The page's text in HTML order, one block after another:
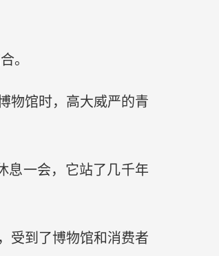
。
物馆时，高大威严的青
息一会，它站了几千年
受到了博物馆和消费者